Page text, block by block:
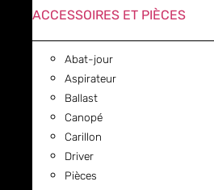
ACCESSOIRES ET PIÈCES
Abat-jour
Aspirateur
Ballast
Canopé
Carillon
Driver
Pièces